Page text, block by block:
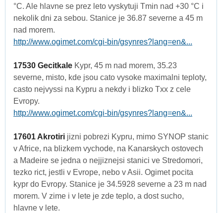
°C. Ale hlavne se prez leto vyskytuji Tmin nad +30 °C i
nekolik dni za sebou. Stanice je 36.87 severne a 45 m
nad morem.
http://www.ogimet.com/cgi-bin/gsynres?lang=en&...
17530 Gecitkale Kypr, 45 m nad morem, 35.23
severne, misto, kde jsou cato vysoke maximalni teploty,
casto nejvyssi na Kypru a nekdy i blizko Txx z cele
Evropy.
http://www.ogimet.com/cgi-bin/gsynres?lang=en&...
17601 Akrotiri jizni pobrezi Kypru, mimo SYNOP stanic
v Africe, na blizkem vychode, na Kanarskych ostovech
a Madeire se jedna o nejjiznejsi stanici ve Stredomori,
tezko rict, jestli v Evrope, nebo v Asii. Ogimet pocita
kypr do Evropy. Stanice je 34.5928 severne a 23 m nad
morem. V zime i v lete je zde teplo, a dost sucho,
hlavne v lete.